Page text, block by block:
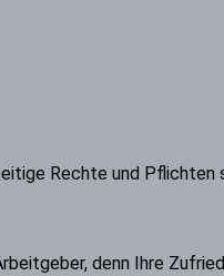
Rechte und Pflichten
denn Ihre